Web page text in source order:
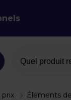
Quel produit
Éléments